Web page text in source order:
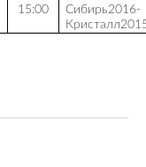
15:00
Сибирь2016-